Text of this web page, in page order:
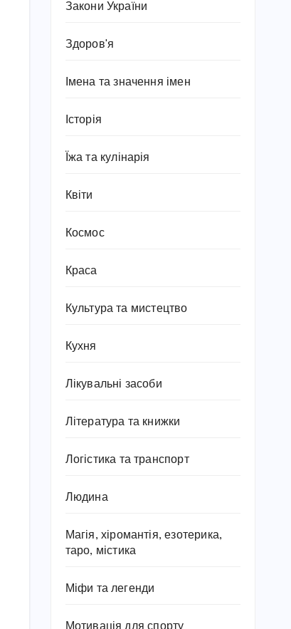
Закони України
Здоров'я
Імена та значення імен
Історія
Їжа та кулінарія
Квіти
Космос
Краса
Культура та мистецтво
Кухня
Лікувальні засоби
Література та книжки
Логістика та транспорт
Людина
Магія, хіромантія, езотерика,
таро, містика
Міфи та легенди
Мотивація для спорту